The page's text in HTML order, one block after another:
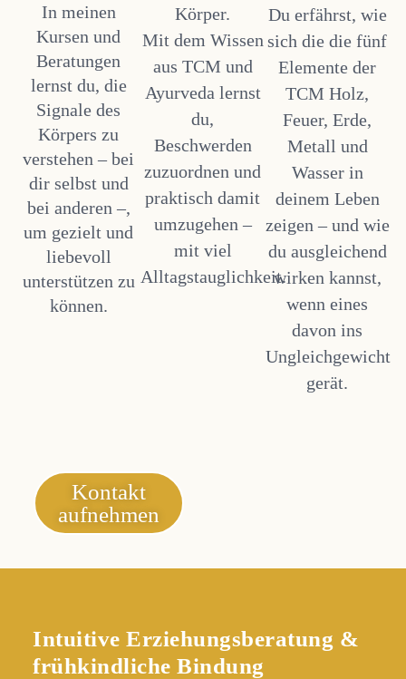
In meinen
Kursen und
Beratungen
lernst du, die
Signale des
Körpers zu
verstehen – bei
dir selbst und
bei anderen –,
um gezielt und
liebevoll
unterstützen zu
können.
Körper.
Mit dem Wissen
aus TCM und
Ayurveda lernst
du,
Beschwerden
zuzuordnen und
praktisch damit
umzugehen –
mit viel
Alltagstauglichkeit.
Du erfährst, wie
sich die die fünf
Elemente der
TCM Holz,
Feuer, Erde,
Metall und
Wasser in
deinem Leben
zeigen – und wie
du ausgleichend
wirken kannst,
wenn eines
davon ins
Ungleichgewicht
gerät.
Kontakt
aufnehmen
Intuitive Erziehungsberatung &
frühkindliche Bindung